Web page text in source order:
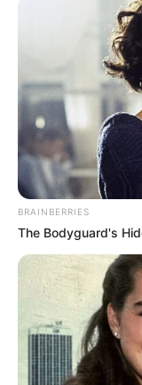
te Kukësi, skuadra
duhur për
BRAINBERRIES
The Bodyguard's